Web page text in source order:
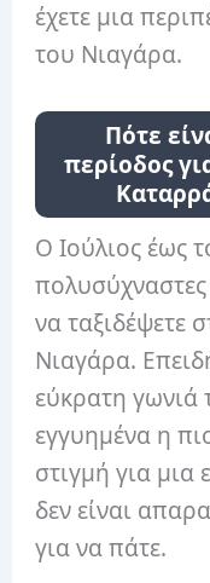
έχετε μια
του Νιαγάρα.
Πότε
περίοδος
Ο Ιούλιος έως
να ταξιδέψετε
Νιαγάρα.
εύκρατη γωνιά
εγγυημένα η
στιγμή για
δεν είναι
για να πάτε.